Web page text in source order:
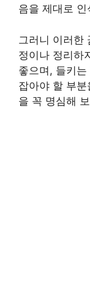
음을 제대로
그러니 이러한
정이나 정리하
좋으며, 들키
잡아야 할 부
을 꼭 명심해